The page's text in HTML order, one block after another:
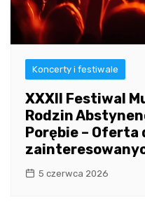
Koncerty i festiwale
XXXII Festiwal
Rodzin
Porębie – Oferta
5 czerwca 2026